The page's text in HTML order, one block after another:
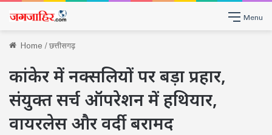
Menu
Home/छत्तीसगढ़
कांकेर में नक्सलियों पर बड़ा प्रहार,
संयुक्त सर्च ऑपरेशन में हथियार,
वायरलेस और वर्दी बरामद